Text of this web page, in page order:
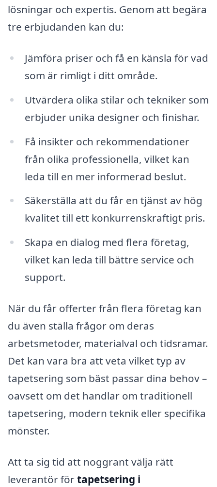
lösningar och expertis. Genom att begära
tre erbjudanden kan du:
Jämföra priser och få en känsla för vad
som är rimligt i ditt område.
Utvärdera olika stilar och tekniker som
erbjuder unika designer och finishar.
Få insikter och rekommendationer
från olika professionella, vilket kan
leda till en mer informerad beslut.
Säkerställa att du får en tjänst av hög
kvalitet till ett konkurrenskraftigt pris.
Skapa en dialog med flera företag,
vilket kan leda till bättre service och
support.
När du får offerter från flera företag kan
du även ställa frågor om deras
arbetsmetoder, materialval och tidsramar.
Det kan vara bra att veta vilket typ av
tapetsering som bäst passar dina behov –
oavsett om det handlar om traditionell
tapetsering, modern teknik eller specifika
mönster.
Att ta sig tid att noggrant välja rätt
leverantör förtapetsering i